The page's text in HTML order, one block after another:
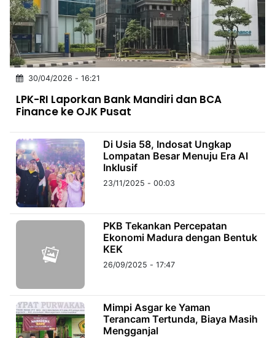
INDONESIA
Partner
NTB
Time
IDN
Jogja
Rakyat
News
Notice
Baru
Follow
Kabarbaru
Kabarbaru.co
2026
30/04/2026 - 16:21
LPK-RI Laporkan Bank Mandiri dan BCA
Finance ke OJK Pusat
Di Usia 58, Indosat Ungkap
Lompatan Besar Menuju Era AI
Inklusif
23/11/2025 - 00:03
PKB Tekankan Percepatan
Ekonomi Madura dengan Bentuk
KEK
26/09/2025 - 17:47
Mimpi Asgar ke Yaman
Terancam Tertunda, Biaya Masih
Mengganjal